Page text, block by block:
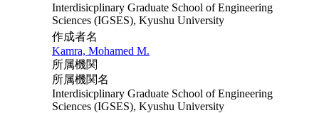
Interdisicplinary Graduate School of Engineering
Sciences (IGSES), Kyushu University
作成者名
Kamra, Mohamed M.
所属機関
所属機関名
Interdisicplinary Graduate School of Engineering
Sciences (IGSES), Kyushu University